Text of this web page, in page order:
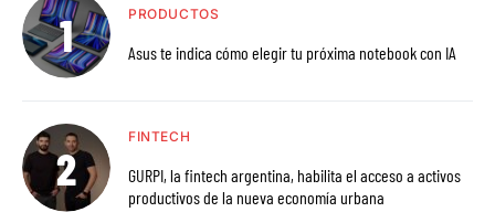
PRODUCTOS
Asus te indica cómo elegir tu próxima notebook con IA
FINTECH
GURPI, la fintech argentina, habilita el acceso a activos
productivos de la nueva economía urbana